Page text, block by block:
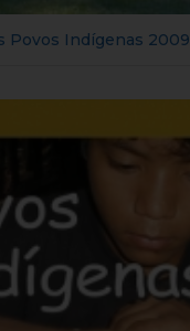
Povos Indígenas 2009